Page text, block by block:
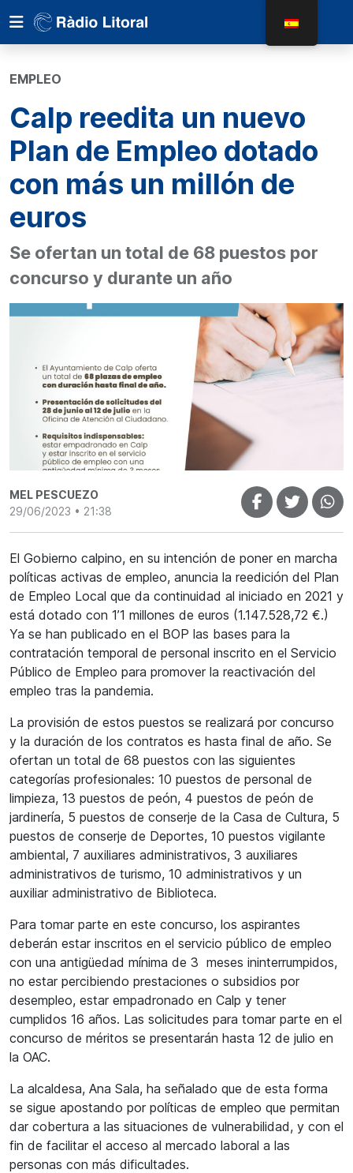
EMPLEO
Calp reedita un nuevo
Plan de Empleo dotado
con más un millón de
euros
Se ofertan un total de 68 puestos por
concurso y durante un año
MEL PESCUEZO
29/06/2023 • 21:38
El Gobierno calpino, en su intención de poner en marcha
políticas activas de empleo, anuncia la reedición del Plan
de Empleo Local que da continuidad al iniciado en 2021 y
está dotado con 1’1 millones de euros (1.147.528,72 €.)
Ya se han publicado en el BOP las bases para la
contratación temporal de personal inscrito en el Servicio
Público de Empleo para promover la reactivación del
empleo tras la pandemia.
La provisión de estos puestos se realizará por concurso
y la duración de los contratos es hasta final de año. Se
ofertan un total de 68 puestos con las siguientes
categorías profesionales: 10 puestos de personal de
limpieza, 13 puestos de peón, 4 puestos de peón de
jardinería, 5 puestos de conserje de la Casa de Cultura, 5
puestos de conserje de Deportes, 10 puestos vigilante
ambiental, 7 auxiliares administrativos, 3 auxiliares
administrativos de turismo, 10 administrativos y un
auxiliar administrativo de Biblioteca.
Para tomar parte en este concurso, los aspirantes
deberán estar inscritos en el servicio público de empleo
con una antigüedad mínima de 3 meses ininterrumpidos,
no estar percibiendo prestaciones o subsidios por
desempleo, estar empadronado en Calp y tener
cumplidos 16 años. Las solicitudes para tomar parte en el
concurso de méritos se presentarán hasta 12 de julio en
la OAC.
La alcaldesa, Ana Sala, ha señalado que de esta forma
se sigue apostando por políticas de empleo que permitan
dar cobertura a las situaciones de vulnerabilidad, y con el
fin de facilitar el acceso al mercado laboral a las
personas con más dificultades.